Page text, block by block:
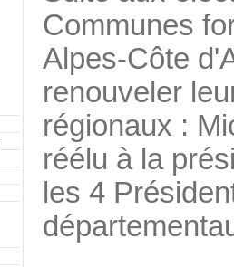
Communes
Alpes-Côte
renouveler
régionaux :
réélu à la
les 4